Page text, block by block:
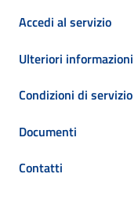
Accedi al servizio
Ulteriori informazioni
Condizioni di servizio
Documenti
Contatti